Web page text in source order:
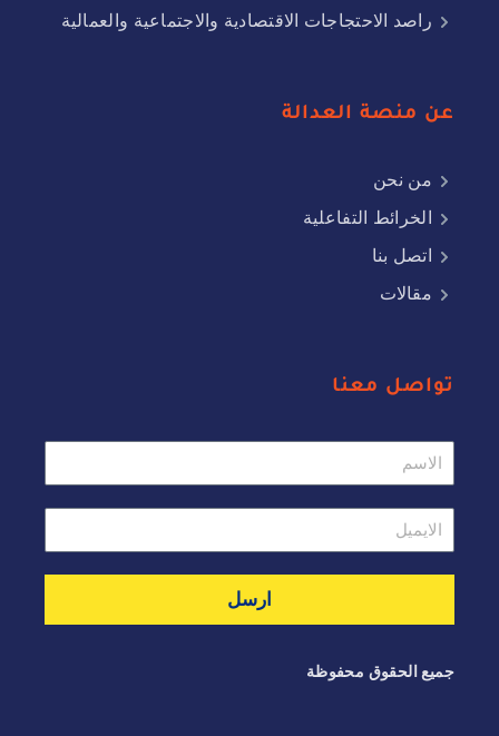
راصد الاحتجاجات الاقتصادية والاجتماعية والعمالية
عن منصة العدالة
من نحن
الخرائط التفاعلية
اتصل بنا
مقالات
تواصل معنا
ارسل
جميع الحقوق محفوظة